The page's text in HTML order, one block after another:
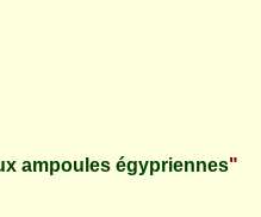
ampoules égypriennes"